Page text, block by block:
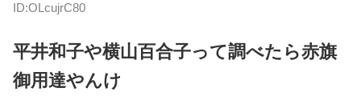
ID:OLcujrC80
平井和子や横山百合子って調べたら赤旗
御用達やんけ